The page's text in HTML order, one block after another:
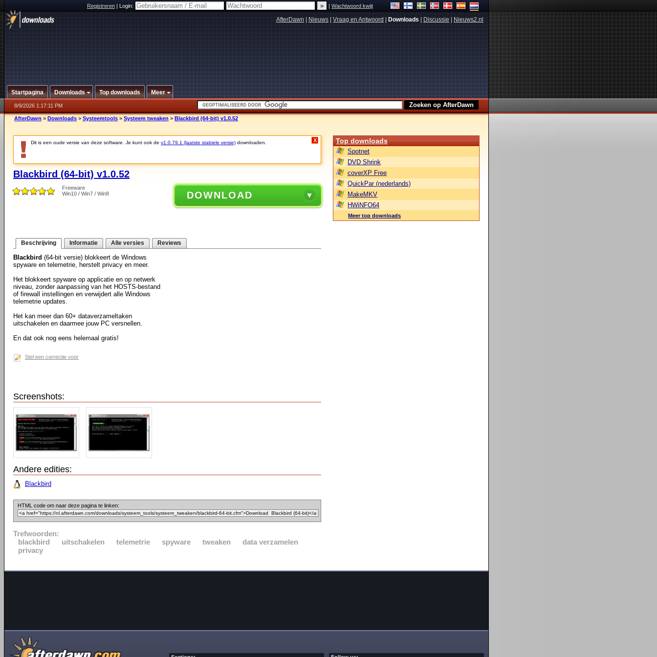
Registreren|Login: |Wachtwoord kwijt
AfterDawn Nieuws Vraag en Antwoord Downloads Discussie Nieuws2.nl
Startpagina Downloads Top downloads Meer
8/9/2026 1:17:11 PM
AfterDawn > Downloads > Systeemtools > Systeem tweaken > Blackbird (64-bit) v1.0.52
Dit is een oude versie van deze software. Je kunt ook de v1.0.79.1 (laatste stabiele versie) downloaden. X
Blackbird (64-bit) v1.0.52
Freeware
Win10 / Win7 / Win8
DOWNLOAD
Beschrijving Informatie Alle versies Reviews
Blackbird (64-bit versie) blokkeert de Windows
spyware en telemetrie, herstelt privacy en meer.
Het blokkeert spyware op applicatie en op netwerk
niveau, zonder aanpassing van het HOSTS-bestand
of firewall instellingen en verwijdert alle Windows
telemetrie updates.
Het kan meer dan 60+ dataverzameltaken
uitschakelen en daarmee jouw PC versnellen.
En dat ook nog eens helemaal gratis!
Stel een correctie voor
Screenshots:
Andere edities:
Blackbird
HTML code om naar deze pagina te linken:
Trefwoorden:
blackbird
uitschakelen telemetrie spyware tweaken
data verzamelen
privacy
Top downloads
Spotnet
DVD Shrink
coverXP Free
QuickPar (nederlands)
MakeMKV
HWiNFO64
Meer top downloads